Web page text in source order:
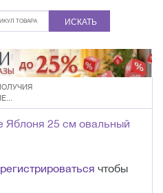
ИСКАТЬ
Яблоня 25 см овальный
чтобы